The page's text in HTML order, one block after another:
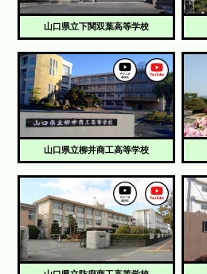
山口県立下関双葉高等学校
山口県立柳井商工高等学校